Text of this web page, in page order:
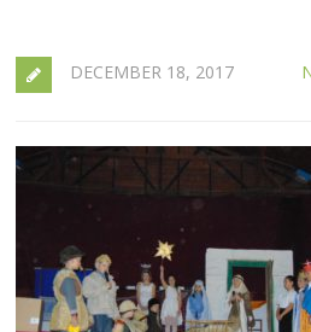
DECEMBER 18, 2017